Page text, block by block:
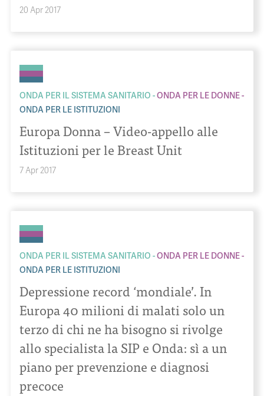
20 Apr 2017
ONDA PER IL SISTEMA SANITARIO
ONDA PER LE DONNE
ONDA PER LE ISTITUZIONI
Europa Donna – Video-appello alle
Istituzioni per le Breast Unit
7 Apr 2017
ONDA PER IL SISTEMA SANITARIO
ONDA PER LE DONNE
ONDA PER LE ISTITUZIONI
Depressione record ‘mondiale’. In
Europa 40 milioni di malati solo un
terzo di chi ne ha bisogno si rivolge
allo specialista la SIP e Onda: sì a un
piano per prevenzione e diagnosi
precoce